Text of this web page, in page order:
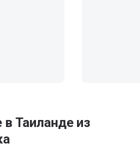
в Таиланде из